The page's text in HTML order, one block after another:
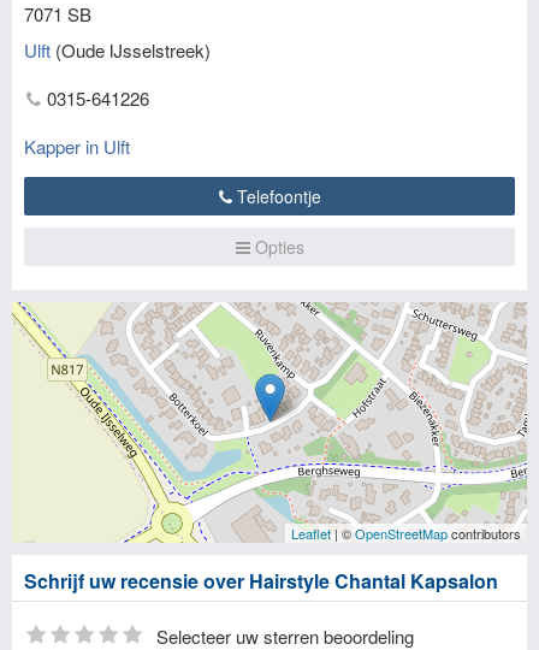
7071 SB
Ulft (Oude IJsselstreek)
0315-641226
Kapper in Ulft
Telefoontje
Opties
Leaflet | ©OpenStreetMapcontributors
Schrijf uw recensie over Hairstyle Chantal Kapsalon
Selecteer uw sterren beoordeling